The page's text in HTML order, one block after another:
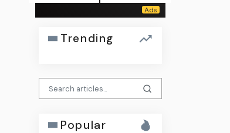
Trending
Popular